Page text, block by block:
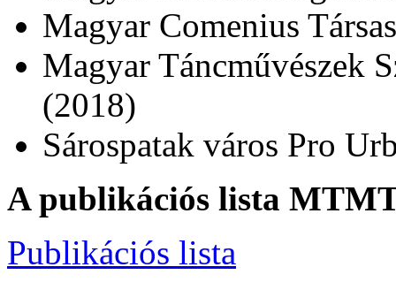
Magyar Comenius
Magyar Táncművészek
(2018)
Sárospatak város Pro
A publikációs lista
Publikációs lista